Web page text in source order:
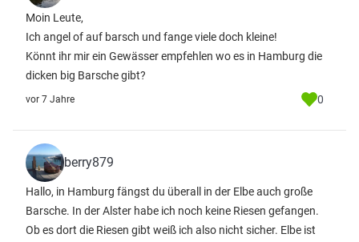
Moin Leute,
Ich angel of auf barsch und fange viele doch kleine!
Könnt ihr mir ein Gewässer empfehlen wo es in Hamburg die
dicken big Barsche gibt?
vor 7 Jahre 0
berry879
Hallo, in Hamburg fängst du überall in der Elbe auch große
Barsche. In der Alster habe ich noch keine Riesen gefangen.
Ob es dort die Riesen gibt weiß ich also nicht sicher. Elbe ist